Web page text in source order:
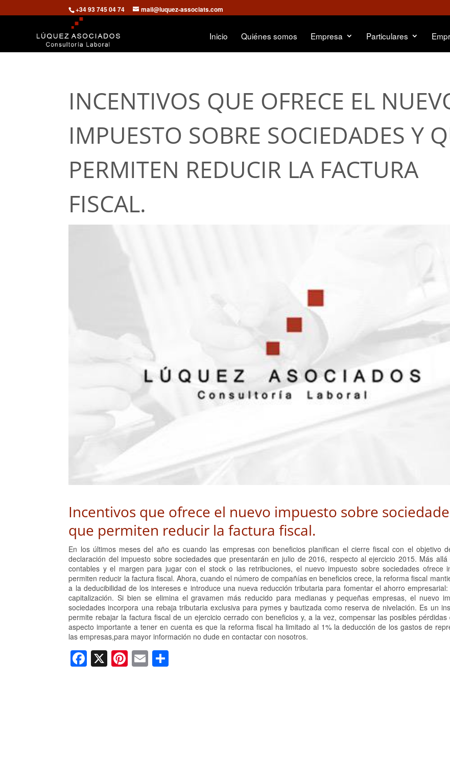
+34 93 745 04 74 mail@luquez-associats.com
Inicio Quiénes somos Empresa Particulares
INCENTIVOS QUE OFRECE EL
IMPUESTO SOBRE SOCIEDADES Y
PERMITEN REDUCIR LA FACTURA
FISCAL.
Incentivos que ofrece el nuevo impuesto sobre
que permiten reducir la factura fiscal.
En los últimos meses del año es cuando las empresas con beneficios planifican el cierre fiscal con el objetivo
declaración del impuesto sobre sociedades que presentarán en julio de 2016, respecto al ejercicio 2015. Más
contables y el margen para jugar con el stock o las retribuciones, el nuevo impuesto sobre sociedades ofrece
permiten reducir la factura fiscal. Ahora, cuando el número de compañías en beneficios crece, la reforma fiscal
a la deducibilidad de los intereses e introduce una nueva reducción tributaria para fomentar el ahorro
capitalización. Si bien se elimina el gravamen más reducido para medianas y pequeñas empresas, el nuevo
sociedades incorpora una rebaja tributaria exclusiva para pymes y bautizada como reserva de nivelación. Es un
permite rebajar la factura fiscal de un ejercicio cerrado con beneficios y, a la vez, compensar las posibles pérdidas
aspecto importante a tener en cuenta es que la reforma fiscal ha limitado al 1% la deducción de los gastos de
las empresas,para mayor información no dude en contactar con nosotros.
F X Pi E